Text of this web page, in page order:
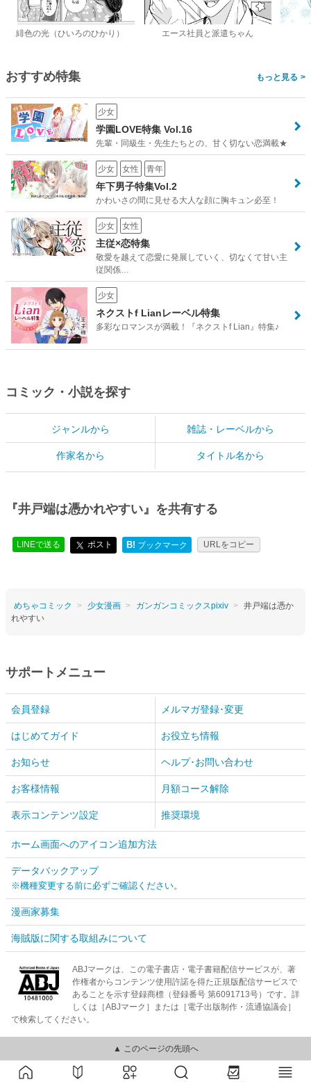
緋色の光（ひいろのひかり） エース社員と派遣ちゃん
おすすめ特集 >
少女
学園LOVE特集 Vol.16
先輩・同級生・先生たちとの、甘く切ない恋満載★
少女 女性 青年
年下男子特集Vol.2
かわいさの間に見せる大人な顔に胸キュン必至！
少女 女性
主従×恋特集
敬愛を越えて恋愛に発展していく、切なくて甘い主
従関係…
少女
ネクストf Lianレーベル特集
多彩なロマンスが満載！『ネクストf Lian』特集♪
コミック・小説を探す
ジャンルから 雑誌・レーベルから
作家名から タイトル名から
『井戸端は憑かれやすい』を共有する
LINEで送る ポスト B! ブックマーク URLをコピー
めちゃコミック 少女漫画 ガンガンコミックスpixiv
井戸端は憑か
れやすい
サポートメニュー
会員登録 メルマガ登録･変更
はじめてガイド お役立ち情報
お知らせ ヘルプ･お問い合わせ
お客様情報 月額コース解除
表示コンテンツ設定 推奨環境
ホーム画面へのアイコン追加方法
データバックアップ
※機種変更する前に必ずご確認ください。
漫画家募集
海賊版に関する取組みについて
ABJマークは、この電子書店・電子書籍配信サービスが、著
作権者からコンテンツ使用許諾を得た正規版配信サービスで
あることを示す登録商標（登録番号 第6091713号）です。詳
しくは［ABJマーク］または［電子出版制作・流通協議会］
で検索してください。
▲ このページの先頭へ